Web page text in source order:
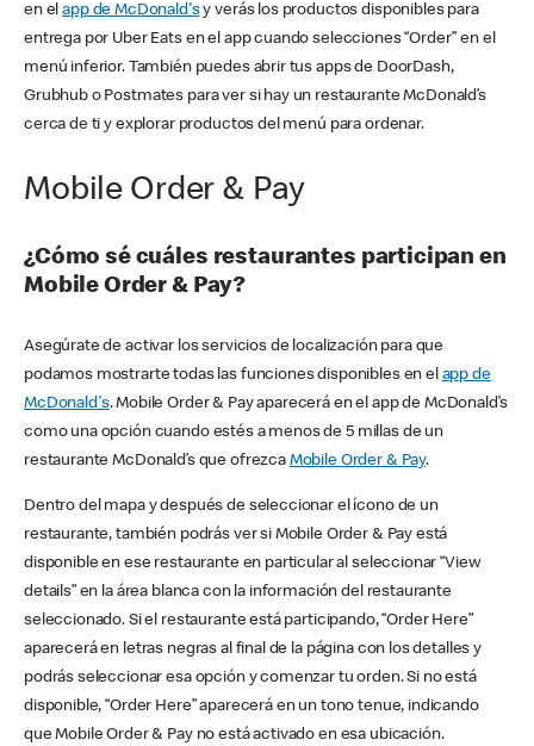
en elapp de McDonald'sy verás los productos disponibles para
entrega por Uber Eats en el app cuando selecciones “Order” en el
menú inferior. También puedes abrir tus apps de DoorDash,
Grubhub o Postmates para ver si hay un restaurante McDonald’s
cerca de ti y explorar productos del menú para ordenar.
Mobile Order & Pay
¿Cómo sé cuáles restaurantes participan en
Mobile Order & Pay?
Asegúrate de activar los servicios de localización para que
podamos mostrarte todas las funciones disponibles en el app de
McDonald's. Mobile Order & Pay aparecerá en el app de McDonald’s
como una opción cuando estés a menos de 5 millas de un
restaurante McDonald’s que ofrezca Mobile Order & Pay.
Dentro del mapa y después de seleccionar el ícono de un
restaurante, también podrás ver si Mobile Order & Pay está
disponible en ese restaurante en particular al seleccionar “View
details” en la área blanca con la información del restaurante
seleccionado. Si el restaurante está participando, “Order Here”
aparecerá en letras negras al final de la página con los detalles y
podrás seleccionar esa opción y comenzar tu orden. Si no está
disponible, “Order Here” aparecerá en un tono tenue, indicando
que Mobile Order & Pay no está activado en esa ubicación.